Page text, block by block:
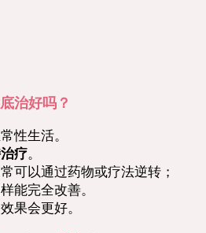
治好吗？
性生活。
疗。
可以通过药物或疗法逆转；
能完全改善。
果会更好。